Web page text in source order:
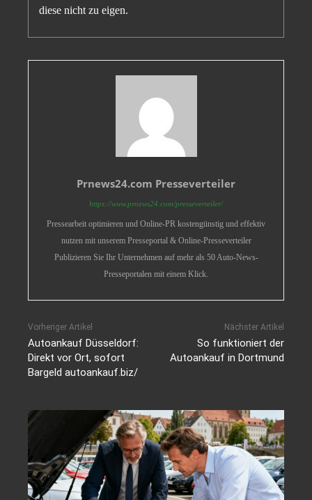
diese nicht zu eigen.
Prnews24.com Presseverteiler
https://www.prnews24.com/presseverteiler/
Pressearbeit optimieren und Online-PR kostengünstig und effektiv
nutzen mit unserem Presseportal & Online-Presseverteiler
Publizieren Sie Ihr Unternehmen auf mehr als 50 Auto-News-
Presseportalen mit einem Klick.
Vorheriger Artikel
Autoankauf Düsseldorf:
Direkt vor Ort, sofort
Bargeld autoankauf.biz/
Nächster Artikel
So funktioniert der
Autoankauf in Dortmund